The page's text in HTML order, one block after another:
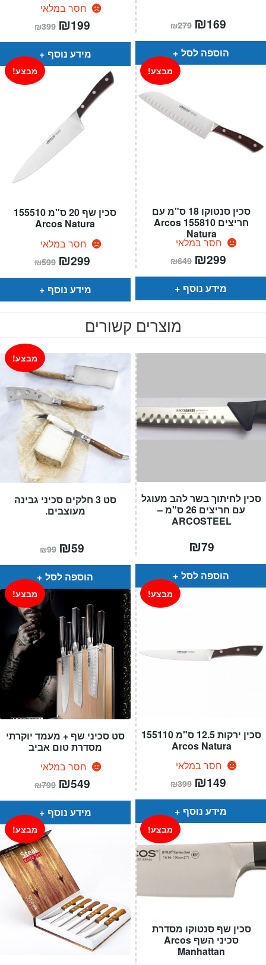
חסר במלאי
₪399 המחיר
המקורי
היה:
₪399.
₪199
הוא:
מידע נוסף
₪279 המחיר
המקורי
היה:
₪279.
₪169
הוא:
הוספה לסל
סכין שף 20 ס"מ 155510
Arcos Natura
חסר במלאי
מבצע!
₪599 המחיר
המקורי
היה:
₪599.
₪299
הוא:
מידע נוסף
סכין סנטוקו 18 ס"מ עם
חריצים 155810 Arcos
Natura
חסר במלאי
מבצע!
₪649 המחיר
המקורי
היה:
₪649.
₪299
הוא:
מידע נוסף
מוצרים קשורים
סט 3 חלקים סכיני גבינה
מעוצבים.
מבצע!
₪99 המחיר
המקורי
היה:
₪99.
₪59
הוא:
הוספה לסל
סכין לחיתוך בשר להב מעוגל
עם חריצים 26 ס"מ –
ARCOSTEEL
₪79
הוספה לסל
סט סכיני שף + מעמד יוקרתי
מסדרת טום אביב
חסר במלאי
מבצע!
₪799 המחיר
המקורי
היה:
₪799.
₪549
הוא:
מידע נוסף
סכין ירקות 12.5 ס"מ 155110
Arcos Natura
חסר במלאי
מבצע!
₪399 המחיר
המקורי
היה:
₪399.
₪149
הוא:
מידע נוסף
מבצע!
סכין שף סנטוקו מסדרת
סכיני השף Arcos
Manhattan
מבצע!